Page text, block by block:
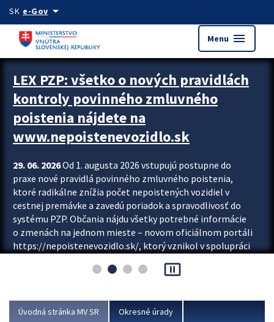
Preskocit na hlavný obsah
SK e-Govarrow_drop_down
Menu menu
Zastavit automatický posun upútavok
LEX PZP: všetko o nových pravidlách
kontroly povinného zmluvného
poistenia nájdete na
www.nepoistenevozidlo.sk
29. 06. 2026Od 1. augusta 2026 vstupujú postupne do
praxe nové pravidlá povinného zmluvného poistenia,
ktoré radikálne znížia počet nepoistených vozidiel v
cestnej premávke a zavedú poriadok a spravodlivosť do
systému PZP. Občania nájdu všetky potrebné informácie
o zmenách na jednom mieste – novom oficiálnom portáli
https://nepoistenevozidlo.sk/, ktorý vznikol v spolupráci
asociácie poisťovní (SLASPO) a Ministerstva vnútra SR.
Viac
pause_presentation
Úvodná stránka MV SR Okresné úrady